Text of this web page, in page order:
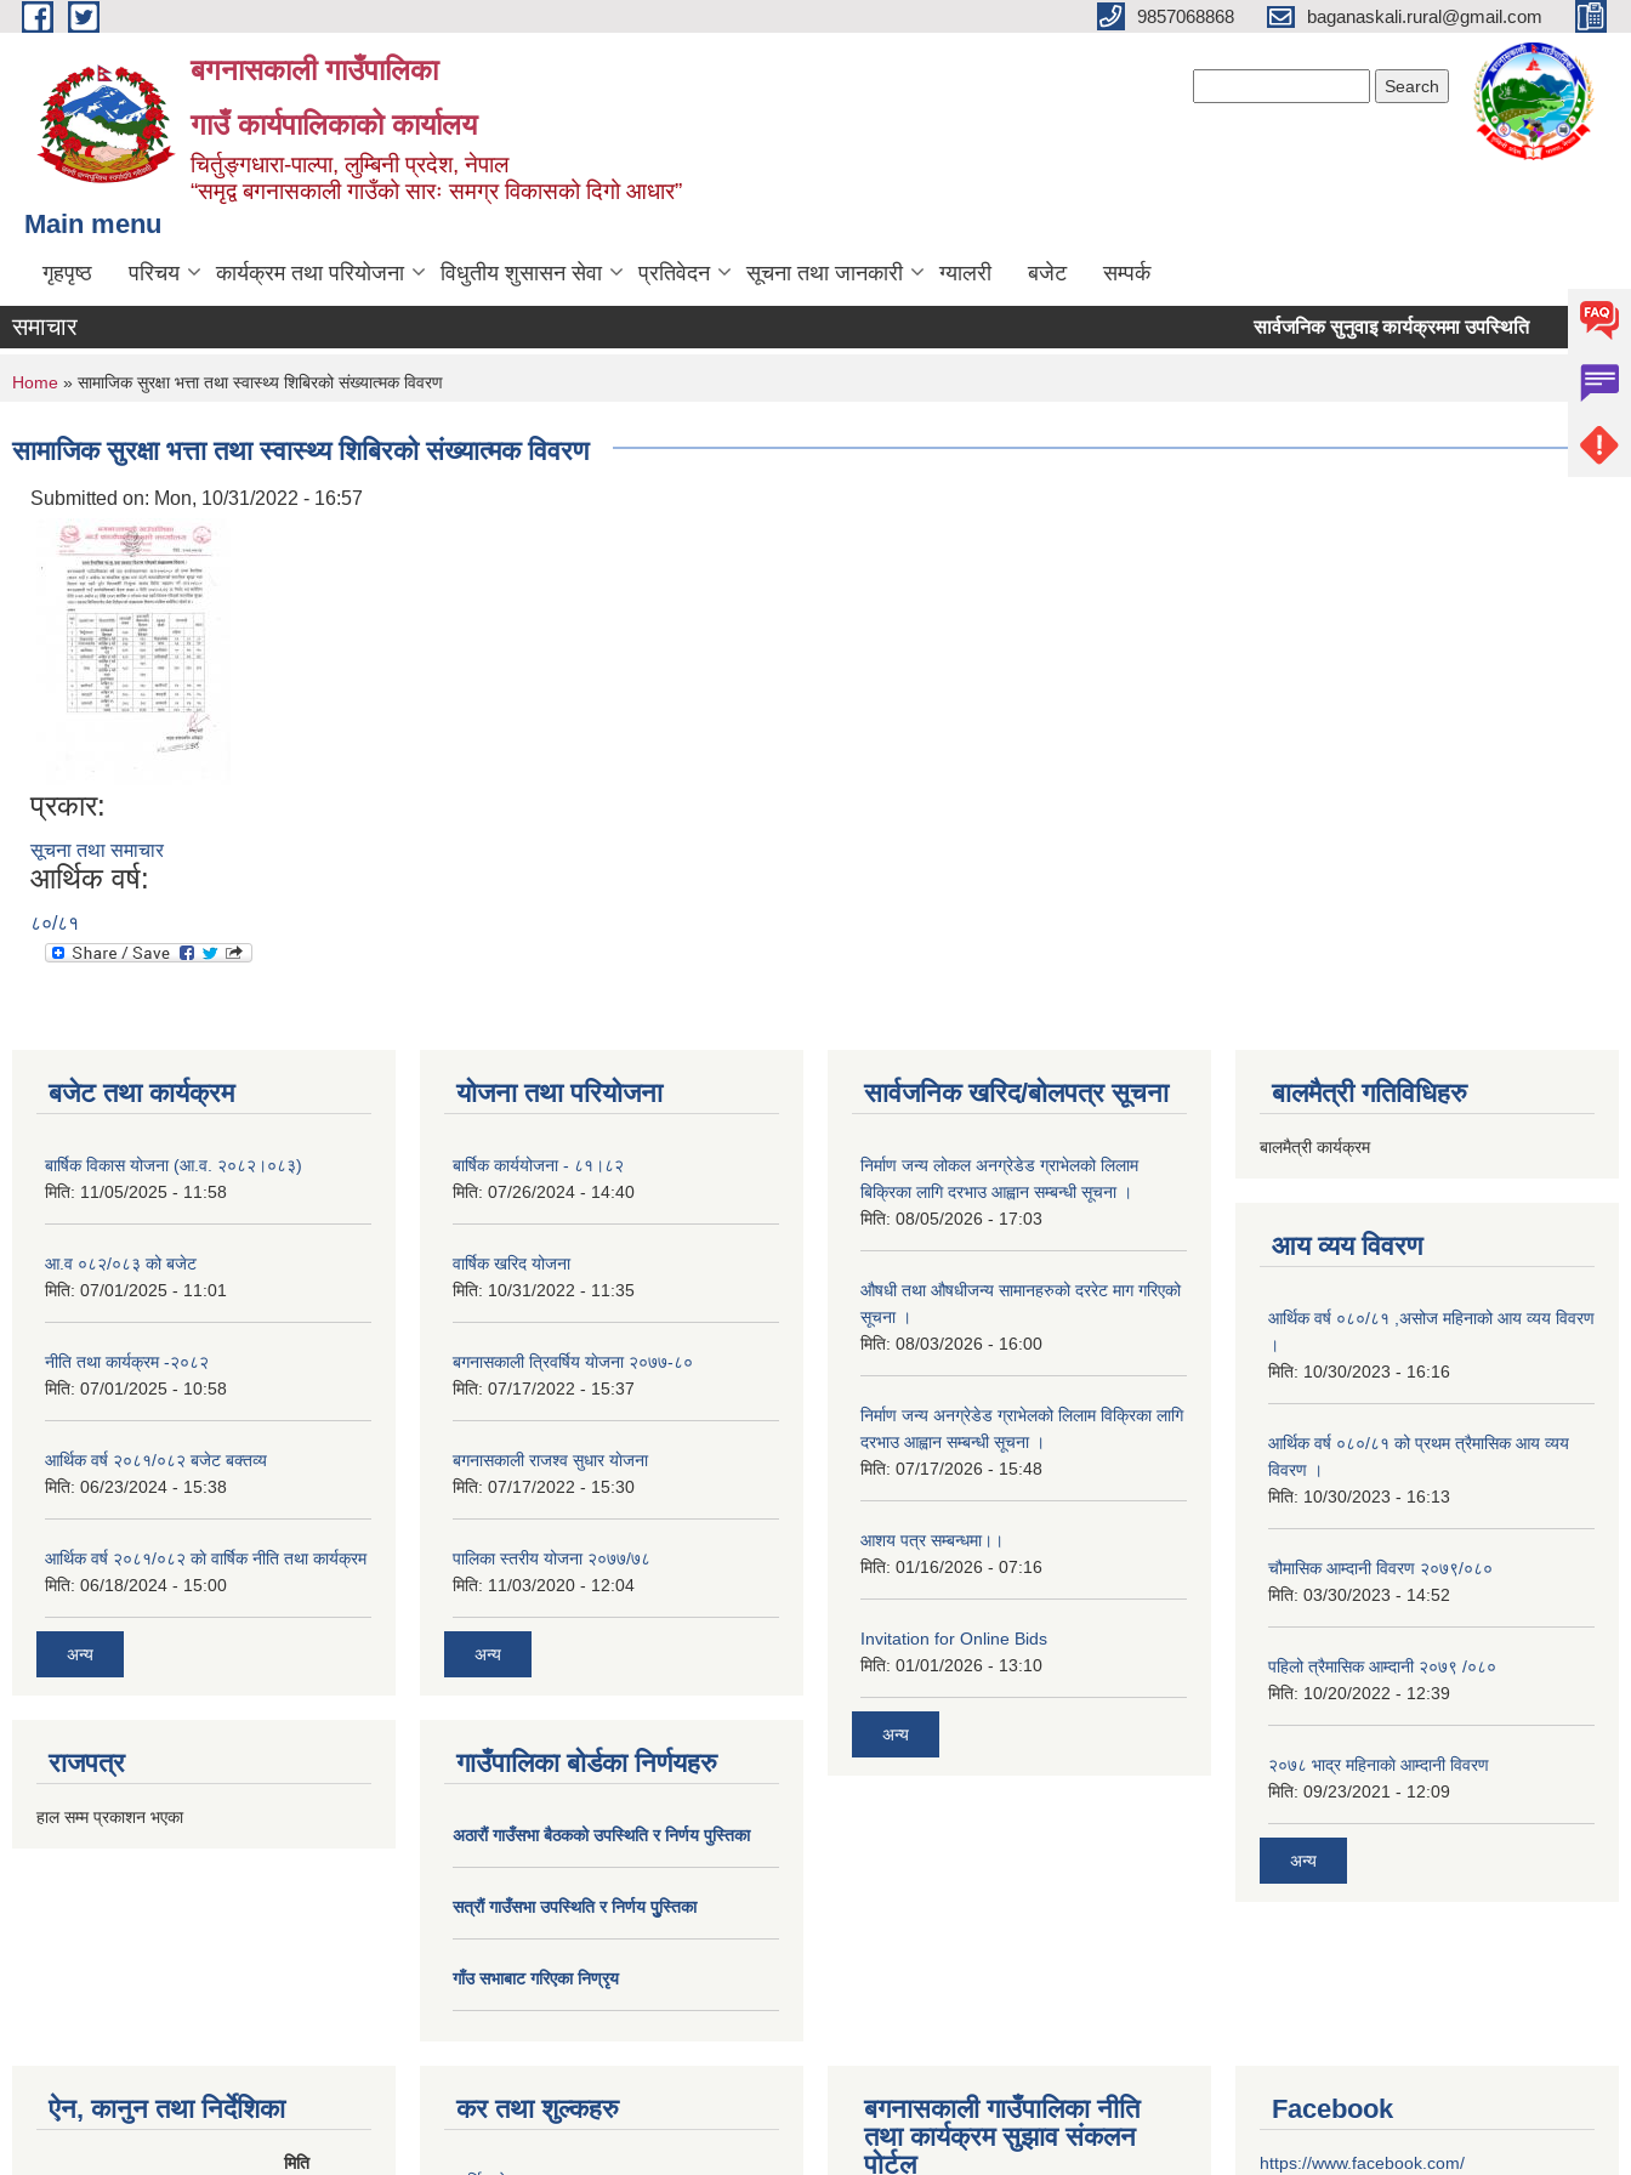
Skip to main content 9857068868 baganaskali.rural@gmail.com
बगनासकाली गाउँपालिका
गाउँ कार्यपालिकाको कार्यालय
चिर्तुङ्गधारा-पाल्पा, लुम्बिनी प्रदेश, नेपाल
“समृद्व बगनासकाली गाउँको सारः समग्र विकासको दिगो आधार”
Main menu
गृहपृष्ठ परिचय कार्यक्रम तथा परियोजना विधुतीय शुसासन सेवा प्रतिवेदन सूचना तथा जानकारी ग्यालरी बजेट सम्पर्क
समाचार सार्वजनिक सुनुवाइ कार्यक्रममा उपस्थिति निर्माण जन्य
You are here
Home » सामाजिक सुरक्षा भत्ता तथा स्वास्थ्य शिबिरको संख्यात्मक विवरण
सामाजिक सुरक्षा भत्ता तथा स्वास्थ्य शिबिरको संख्यात्मक विवरण
Submitted on: Mon, 10/31/2022 - 16:57
प्रकार:
सूचना तथा समाचार
आर्थिक वर्ष:
८०/८१
बजेट तथा कार्यक्रम
बार्षिक विकास योजना (आ.व. २०८२।०८३)
मिति: 11/05/2025 - 11:58
आ.व ०८२/०८३ को बजेट
मिति: 07/01/2025 - 11:01
नीति तथा कार्यक्रम -२०८२
मिति: 07/01/2025 - 10:58
आर्थिक वर्ष २०८१/०८२ बजेट बक्तव्य
मिति: 06/23/2024 - 15:38
आर्थिक वर्ष २०८१/०८२ काे वार्षिक नीति तथा कार्यक्रम
मिति: 06/18/2024 - 15:00
अन्य
राजपत्र
हाल सम्म प्रकाशन भएका
योजना तथा परियोजना
बार्षिक कार्ययोजना - ८१।८२
मिति: 07/26/2024 - 14:40
वार्षिक खरिद योजना
मिति: 10/31/2022 - 11:35
बगनासकाली त्रिवर्षिय याेजना २०७७-८०
मिति: 07/17/2022 - 15:37
बगनासकाली राजश्व सुधार याेजना
मिति: 07/17/2022 - 15:30
पालिका स्तरीय योजना २०७७/७८
मिति: 11/03/2020 - 12:04
अन्य
गाउँपालिका बोर्डका निर्णयहरु
अठाराैं गाउँसभा बैठकको उपस्थिति र निर्णय पुस्तिका
सत्राैं गाउँसभा उपस्थिति र निर्णय पुु्स्तिका
गाँउ सभाबाट गरिएका निण्रृय
सार्वजनिक खरिद/बोलपत्र सूचना
निर्माण जन्य लोकल अनग्रेडेड ग्राभेलको लिलाम
बिक्रिका लागि दरभाउ आह्वान सम्बन्धी सूचना ।
मिति: 08/05/2026 - 17:03
औषधी तथा औषधीजन्य सामानहरुको दररेट माग गरिएको
सूचना ।
मिति: 08/03/2026 - 16:00
निर्माण जन्य अनग्रेडेड ग्राभेलको लिलाम विक्रिका लागि
दरभाउ आह्वान सम्बन्धी सूचना ।
मिति: 07/17/2026 - 15:48
आशय पत्र सम्बन्धमा।।
मिति: 01/16/2026 - 07:16
Invitation for Online Bids
मिति: 01/01/2026 - 13:10
अन्य
बालमैत्री गतिविधिहरु
बालमैत्री कार्यक्रम
आय व्यय विवरण
आर्थिक वर्ष ०८०/८१ ,असोज महिनाको आय व्यय विवरण
।
मिति: 10/30/2023 - 16:16
आर्थिक वर्ष ०८०/८१ को प्रथम त्रैमासिक आय व्यय
विवरण ।
मिति: 10/30/2023 - 16:13
चौमासिक आम्दानी विवरण २०७९/०८०
मिति: 03/30/2023 - 14:52
पहिलो त्रैमासिक आम्दानी २०७९ /०८०
मिति: 10/20/2022 - 12:39
२०७८ भाद्र महिनाकाे आम्दानी विवरण
मिति: 09/23/2021 - 12:09
अन्य
ऐन, कानुन तथा निर्देशिका
मिति
कर तथा शुल्कहरु
बगनासकाली गाउँपालिका नीति
तथा कार्यक्रम सुझाव संकलन
पोर्टल
Facebook
https://www.facebook.com/